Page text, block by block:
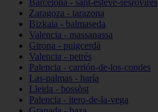
Barcelona - sant-esteve-sesrovires
Zaragoza - tarazona
Bizkaia - balmaseda
Valencia - massanassa
Girona - puigcerdà
Valencia - petrés
Palencia - carrión-de-los-condes
Las-palmas - haría
Lleida - bossòst
Palencia - itero-de-la-vega